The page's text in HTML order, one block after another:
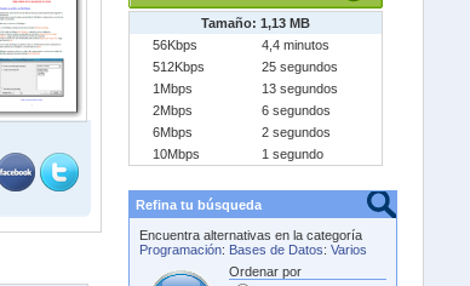
Tamaño: 1,13 MB
56Kbps
4,4 minutos
512Kbps
25 segundos
1Mbps
13 segundos
2Mbps
6 segundos
6Mbps
2 segundos
10Mbps
1 segundo
Refina tu búsqueda
Encuentra alternativas en la categoría
Programación: Bases de Datos: Varios
Ordenar por